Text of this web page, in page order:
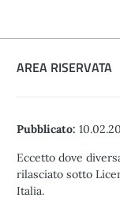
AREA RISERVATA
Pubblicato:
Eccetto dove
rilasciato sotto
Italia.